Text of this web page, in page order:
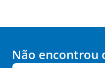
Não encontrou